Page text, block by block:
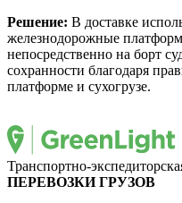
Решение: В доставке
железнодорожные
непосредственно на борт
сохранности благодаря
платформе и сухогрузе.
Транспортно-
ПЕРЕВОЗКИ ГРУЗОВ